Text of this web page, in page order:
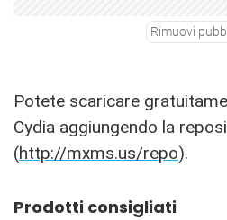
Rimuovi
Potete scaricare
Cydia aggiungendo la
(http://mxms.us/repo).
Prodotti consigliati